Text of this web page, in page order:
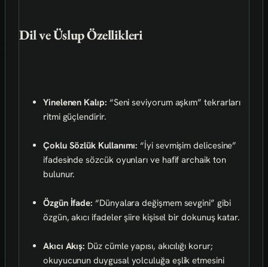
Dil ve Üslup Özellikleri
Yinelenen Kalıp: “Seni seviyorum aşkım” tekrarları
ritmi güçlendirir.
Çoklu Sözlük Kullanımı: “İyi sevmişim delicesine”
ifadesinde sözcük oyunları ve hafif archaik ton
bulunur.
Özgün İfade: “Dünyalara değişmem sevgini” gibi
özgün, akıcı ifadeler şiire kişisel bir dokunuş katar.
Akıcı Akış: Düz cümle yapısı, akıcılığı korur;
okuyucunun duygusal yolculuğa eşlik etmesini